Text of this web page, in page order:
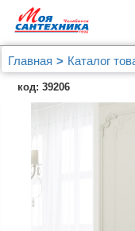
Главная Каталог
Шкафы - пеналы
Шкаф-пенал
код: 39206